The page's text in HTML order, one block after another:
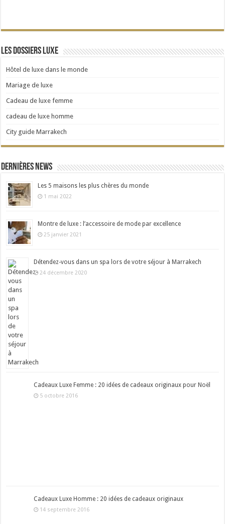
Les dossiers Luxe
Hôtel de luxe dans le monde
Mariage de luxe
Cadeau de luxe femme
cadeau de luxe homme
City guide Marrakech
Dernières news
Les 5 maisons les plus chères du monde
1 mai 2022
Montre de luxe : l’accessoire de mode par excellence
25 janvier 2021
Détendez-vous dans un spa lors de votre séjour à Marrakech
24 décembre 2020
Cadeaux Luxe Femme : 20 idées de cadeaux originaux pour Noël
5 octobre 2016
Cadeaux Luxe Homme : 20 idées de cadeaux originaux
14 septembre 2016